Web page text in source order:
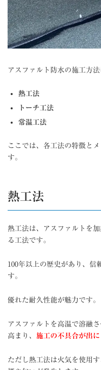
アスファルト防水の施工方
熱工法
トーチ工法
常温工法
ここでは、各工法の特徴と
す。
熱工法
熱工法は、アスファルトを
る工法です。
100年以上の歴史があり、信
す。
優れた耐久性能が魅力です。
アスファルトを高温で溶融
高まり、 施工の不具合が出に
ただし熱工法は火気を使用